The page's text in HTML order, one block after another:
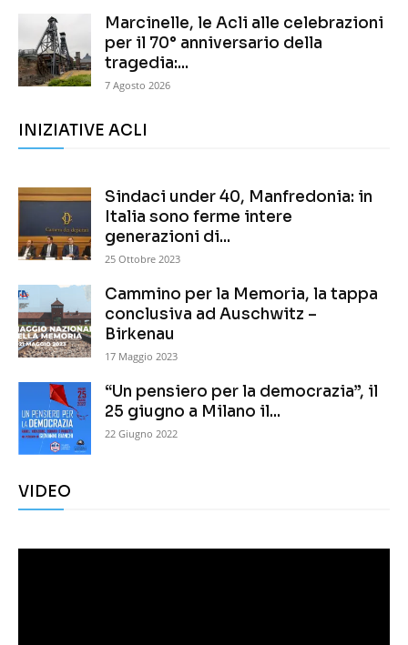
Marcinelle, le Acli alle celebrazioni
per il 70° anniversario della
tragedia:...
7 Agosto 2026
INIZIATIVE ACLI
Sindaci under 40, Manfredonia: in
Italia sono ferme intere
generazioni di...
25 Ottobre 2023
Cammino per la Memoria, la tappa
conclusiva ad Auschwitz –
Birkenau
17 Maggio 2023
“Un pensiero per la democrazia”, il
25 giugno a Milano il...
22 Giugno 2022
VIDEO